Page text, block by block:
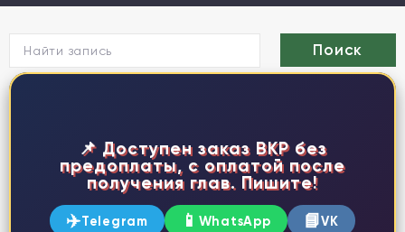
📌 Доступен заказ ВКР без
предоплаты, с оплатой после
получения глав. Пишите!
✈️Telegram 📱 WhatsApp 📘VK